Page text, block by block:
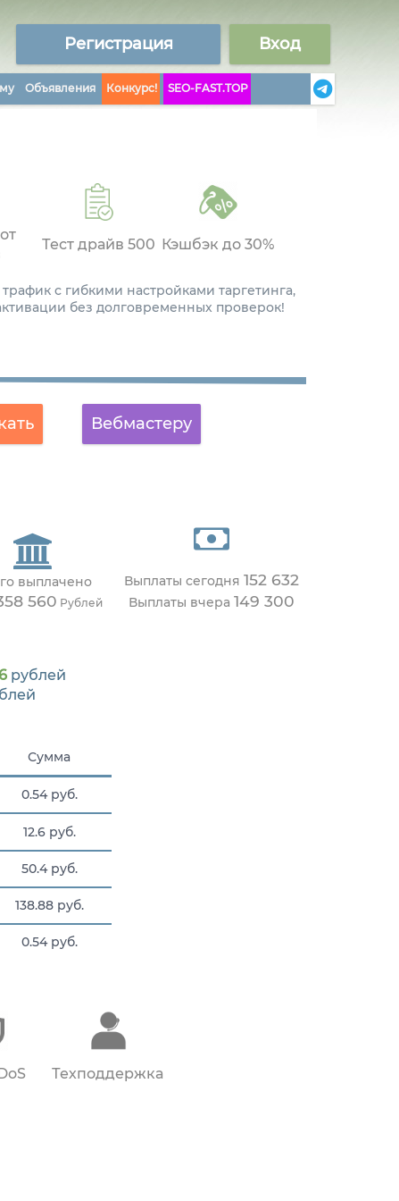
Регистрация Вход
Объявления Конкурс! SEO-FAST.TOP
Тест драйв 500 Кэшбэк до 30%
с гибкими настройками таргетинга,
без долговременных проверок!
Вебмастеру
выплачено
560 Рублей
Выплаты сегодня 152 632
Выплаты вчера 149 300
рублей
Сумма
0.54 руб.
12.6 руб.
50.4 руб.
138.88 руб.
0.54 руб.
Техподдержка